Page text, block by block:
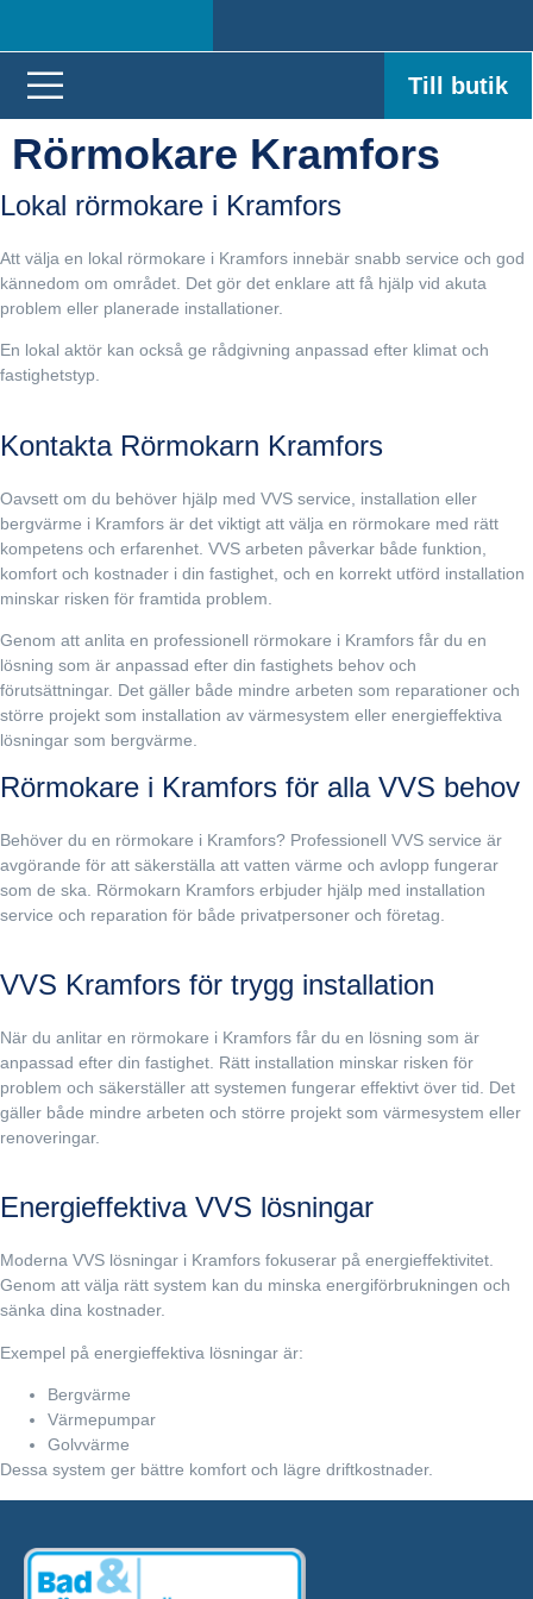
Till butik
Rörmokare Kramfors
Rörmokare i Kramfors för alla VVS behov
Behöver du en rörmokare i Kramfors? Professionell VVS service är
avgörande för att säkerställa att vatten värme och avlopp fungerar
som de ska. Rörmokarn Kramfors erbjuder hjälp med installation
service och reparation för både privatpersoner och företag.
VVS Kramfors för trygg installation
När du anlitar en rörmokare i Kramfors får du en lösning som är
anpassad efter din fastighet. Rätt installation minskar risken för
problem och säkerställer att systemen fungerar effektivt över tid. Det
gäller både mindre arbeten och större projekt som värmesystem eller
renoveringar.
Energieffektiva VVS lösningar
Moderna VVS lösningar i Kramfors fokuserar på energieffektivitet.
Genom att välja rätt system kan du minska energiförbrukningen och
sänka dina kostnader.
Exempel på energieffektiva lösningar är:
Bergvärme
Värmepumpar
Golvvärme
Dessa system ger bättre komfort och lägre driftkostnader.
Lokal rörmokare i Kramfors
Att välja en lokal rörmokare i Kramfors innebär snabb service och god
kännedom om området. Det gör det enklare att få hjälp vid akuta
problem eller planerade installationer.
En lokal aktör kan också ge rådgivning anpassad efter klimat och
fastighetstyp.
Kontakta Rörmokarn Kramfors
Oavsett om du behöver hjälp med VVS service, installation eller
bergvärme i Kramfors är det viktigt att välja en rörmokare med rätt
kompetens och erfarenhet. VVS arbeten påverkar både funktion,
komfort och kostnader i din fastighet, och en korrekt utförd installation
minskar risken för framtida problem.
Genom att anlita en professionell rörmokare i Kramfors får du en
lösning som är anpassad efter din fastighets behov och
förutsättningar. Det gäller både mindre arbeten som reparationer och
större projekt som installation av värmesystem eller energieffektiva
lösningar som bergvärme.